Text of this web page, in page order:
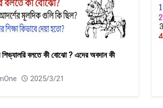
বলতে কী বােঝাে ? এদের অবদান কী
2025/3/21